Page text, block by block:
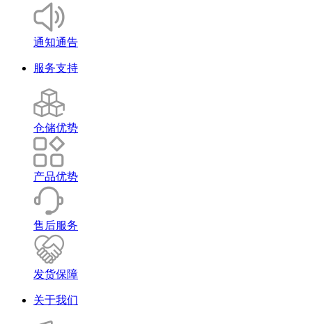
通知通告
服务支持
仓储优势
产品优势
售后服务
发货保障
关于我们